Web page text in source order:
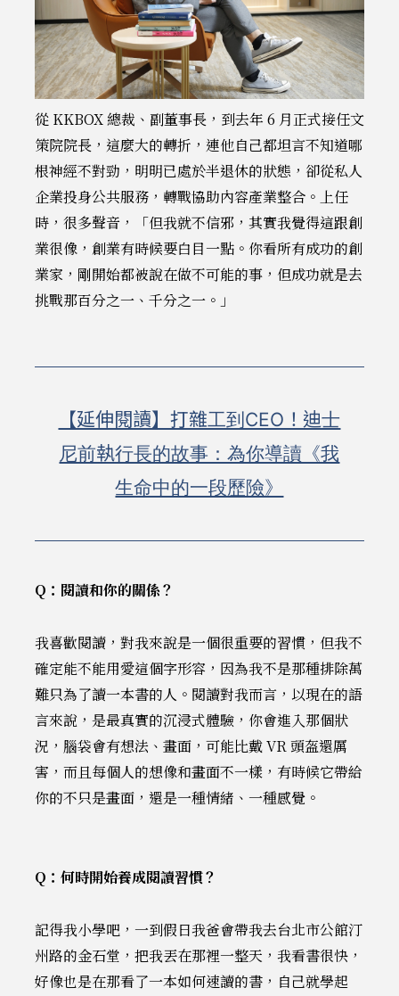
從 KKBOX 總裁、副董事長，到去年 6 月正式接任文
策院院長，這麼大的轉折，連他自己都坦言不知道哪
根神經不對勁，明明已處於半退休的狀態，卻從私人
企業投身公共服務，轉戰協助內容產業整合。上任
時，很多聲音，「但我就不信邪，其實我覺得這跟創
業很像，創業有時候要白目一點。你看所有成功的創
業家，剛開始都被說在做不可能的事，但成功就是去
挑戰那百分之一、千分之一。」
【延伸閱讀】打雜工到CEO！迪士
尼前執行長的故事：為你導讀《我
生命中的一段歷險》
Q：閱讀和你的關係？
我喜歡閱讀，對我來說是一個很重要的習慣，但我不
確定能不能用愛這個字形容，因為我不是那種排除萬
難只為了讀一本書的人。閱讀對我而言，以現在的語
言來說，是最真實的沉浸式體驗，你會進入那個狀
況，腦袋會有想法、畫面，可能比戴 VR 頭盔還厲
害，而且每個人的想像和畫面不一樣，有時候它帶給
你的不只是畫面，還是一種情緒、一種感覺。
Q：何時開始養成閱讀習慣？
記得我小學吧，一到假日我爸會帶我去台北市公館汀
州路的金石堂，把我丟在那裡一整天，我看書很快，
好像也是在那看了一本如何速讀的書，自己就學起